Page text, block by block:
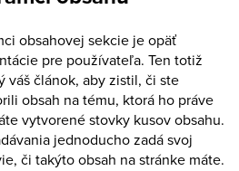
obsahovej sekcie je opäť
pre používateľa. Ten totiž
váš článok, aby zistil, či ste
obsah na tému, ktorá ho práve
vytvorené stovky kusov obsahu.
jednoducho zadá svoj
či takýto obsah na stránke máte.